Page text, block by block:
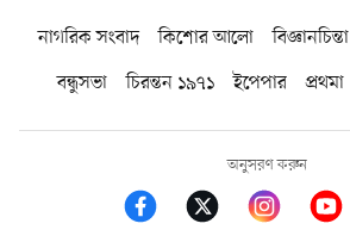
নাগরিক সংবাদ কিশোর আলো বিজ্ঞানচিন্তা
বন্ধুসভা
চিরন্তন ১৯৭১ ইপেপার প্রথমা
অনুসরণ করুন